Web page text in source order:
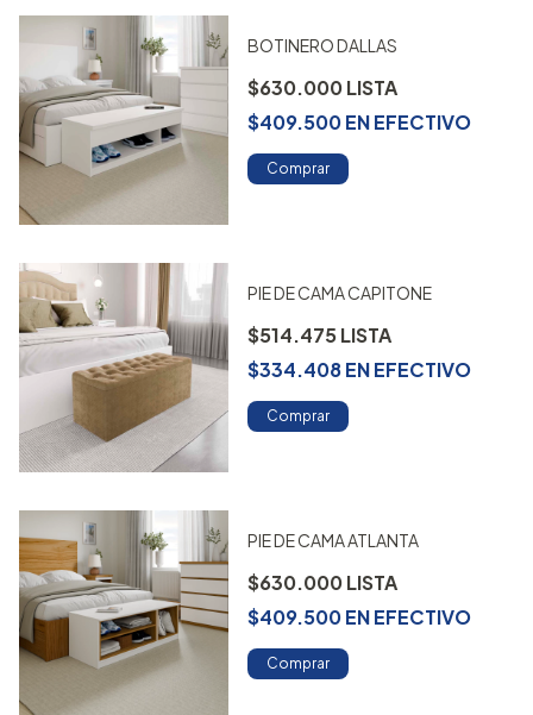
BOTINERO DALLAS
$630.000
$409.500ENEFECTIVO
Comprar
PIE DE CAMA CAPITONE
$514.475
$334.408ENEFECTIVO
Comprar
PIE DE CAMA ATLANTA
$630.000
$409.500ENEFECTIVO
Comprar